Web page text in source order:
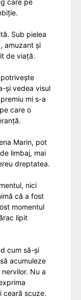
care pe
Sub pielea
amuzant și
de viață.
și vedea visul
mi s-a
care o
Marin, pot
limbaj, mai
dreptatea.
nici
că a fost
momentul
lipit
cum să-și
acumuleze
Nu a
ceară scuze.